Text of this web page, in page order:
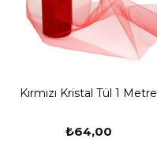
Kırmızı Kristal Tül 1 Metre
₺64,00